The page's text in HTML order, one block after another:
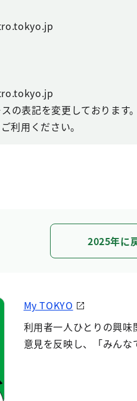
の表記を変更しております。
利用ください。
2025年に
My TOKYO
利用者一人ひとりの興
意見を反映し、「みんな